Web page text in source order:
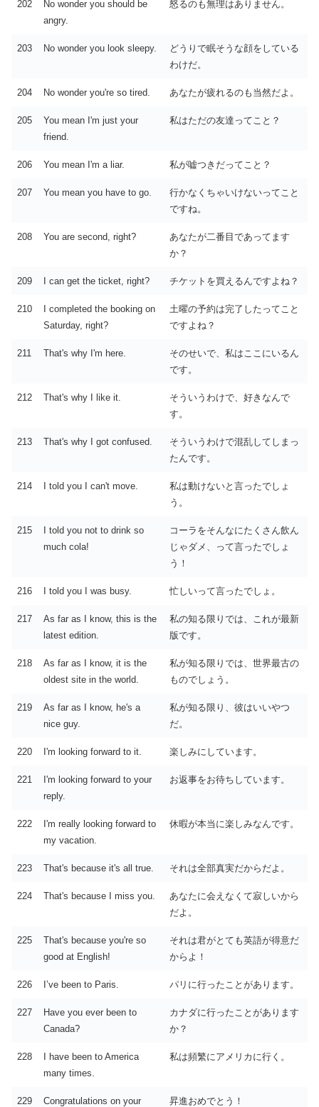
202
No wonder you should be
angry.
怒るのも無理はありません。
203 No wonder you look sleepy.
どうりで眠そうな顔をしている
わけだ。
204 No wonder you're so tired. あなたが疲れるのも当然だよ。
205
You mean I'm just your
friend.
私はただの友達ってこと？
206 You mean I'm a liar. 私が嘘つきだってこと？
207 You mean you have to go.
行かなくちゃいけないってこと
ですね。
208 You are second, right?
あなたが二番目であってます
か？
209 I can get the ticket, right? チケットを買えるんですよね？
210
I completed the booking on
Saturday, right?
土曜の予約は完了したってこと
ですよね？
211 That's why I'm here.
そのせいで、私はここにいるん
です。
212 That's why I like it.
そういうわけで、好きなんで
す。
213 That's why I got confused.
そういうわけで混乱してしまっ
たんです。
214 I told you I can't move.
私は動けないと言ったでしょ
う。
215
I told you not to drink so
much cola!
コーラをそんなにたくさん飲ん
じゃダメ、って言ったでしょ
う！
216 I told you I was busy. 忙しいって言ったでしょ。
217
As far as I know, this is the
latest edition.
私の知る限りでは、これが最新
版です。
218
As far as I know, it is the
oldest site in the world.
私が知る限りでは、世界最古の
ものでしょう。
219
As far as I know, he's a
nice guy.
私が知る限り、彼はいいやつ
だ。
220 I'm looking forward to it. 楽しみにしています。
221
I'm looking forward to your
reply.
お返事をお待ちしています。
222
I'm really looking forward to
my vacation.
休暇が本当に楽しみなんです。
223 That's because it's all true. それは全部真実だからだよ。
224 That's because I miss you.
あなたに会えなくて寂しいから
だよ。
225
That's because you're so
good at English!
それは君がとても英語が得意だ
からよ！
226 I’ve been to Paris. パリに行ったことがあります。
227
Have you ever been to
Canada?
カナダに行ったことがあります
か？
228
I have been to America
many times.
私は頻繁にアメリカに行く。
229
Congratulations on your
昇進おめでとう！